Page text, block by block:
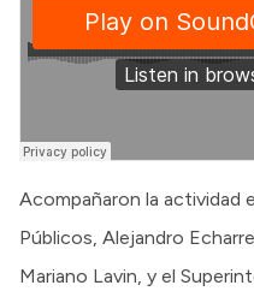
Acompañaron la actividad
Públicos, Alejandro
Mariano Lavin, y el